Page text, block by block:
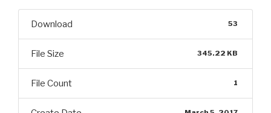
Download 53
File Size 345.22 KB
File Count 1